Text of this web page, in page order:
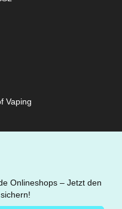
Vaping
Onlineshops – Jetzt den